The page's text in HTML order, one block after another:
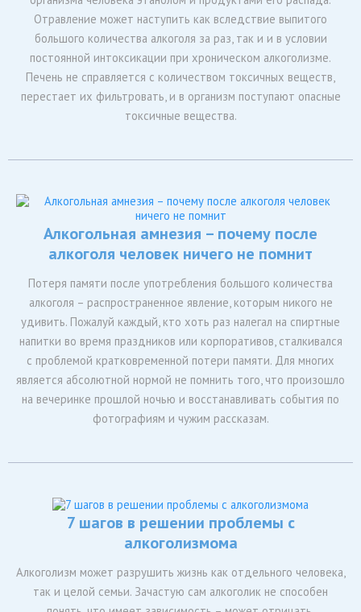
Отравление может наступить как вследствие выпитого
большого количества алкоголя за раз, так и и в условии
постоянной интоксикации при хроническом алкоголизме.
Печень не справляется с количеством токсичных веществ,
перестает их фильтровать, и в организм поступают опасные
токсичные вещества.
Алкогольная амнезия – почему после
алкоголя человек ничего не помнит
Потеря памяти после употребления большого количества
алкоголя – распространенное явление, которым никого не
удивить. Пожалуй каждый, кто хоть раз налегал на спиртные
напитки во время праздников или корпоративов, сталкивался
с проблемой кратковременной потери памяти. Для многих
является абсолютной нормой не помнить того, что произошло
на вечеринке прошлой ночью и восстанавливать события по
фотографиям и чужим рассказам.
7 шагов в решении проблемы с
алкоголизмома
Алкоголизм может разрушить жизнь как отдельного человека,
так и целой семьи. Зачастую сам алкоголик не способен